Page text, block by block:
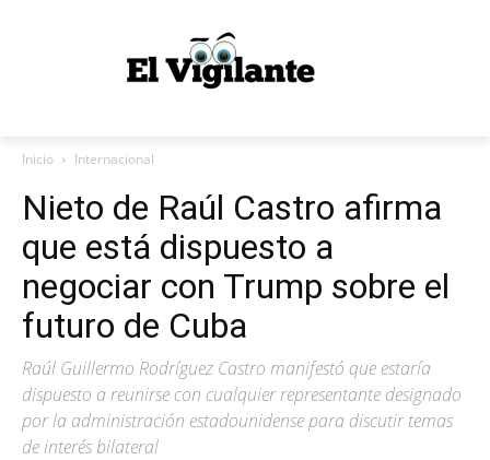
Inicio Internacional
Nieto de Raúl Castro afirma
que está dispuesto a
negociar con Trump sobre el
futuro de Cuba
Raúl Guillermo Rodríguez Castro manifestó que estaría
dispuesto a reunirse con cualquier representante designado
por la administración estadounidense para discutir temas
de interés bilateral